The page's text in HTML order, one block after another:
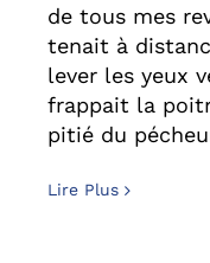
de tous mes
tenait à
lever les yeux
frappait la
pitié du
Lire Plus